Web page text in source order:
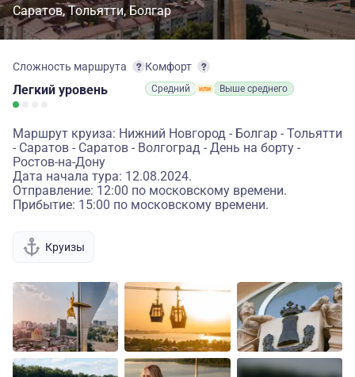
Саратов Тольятти Болгар
Сложность маршрута
Легкий уровень
Комфорт
Средний Выше среднего
Маршрут круиза: Нижний Новгород - Болгар - Тольятти
- Саратов - Саратов - Волгоград - День на борту -
Ростов-на-Дону
Дата начала тура: 12.08.2024.
Отправление: 12:00 по московскому времени.
Прибытие: 15:00 по московскому времени.
Круизы